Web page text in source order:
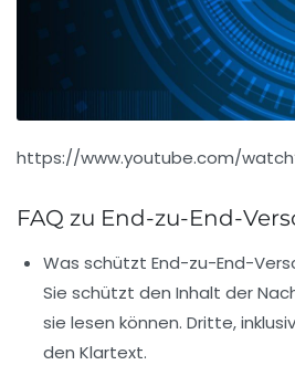
https://www.youtube.com/
FAQ zu End-zu-End-
Was schützt End-zu-End-
Sie schützt den Inhalt der
sie lesen können. Dritte,
den Klartext.